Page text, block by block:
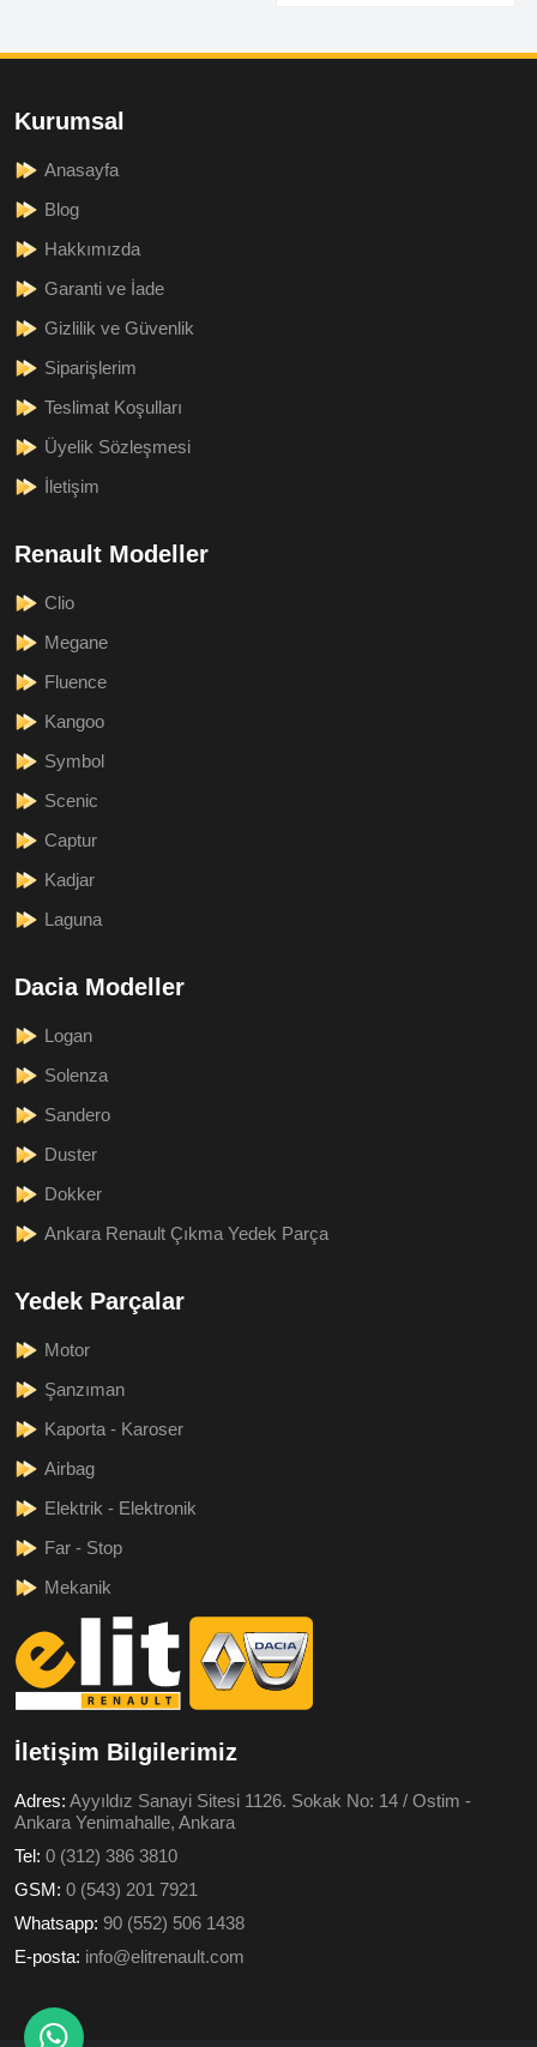
Kurumsal
Anasayfa
Blog
Hakkımızda
Garanti ve İade
Gizlilik ve Güvenlik
Siparişlerim
Teslimat Koşulları
Üyelik Sözleşmesi
İletişim
Renault Modeller
Clio
Megane
Fluence
Kangoo
Symbol
Scenic
Captur
Kadjar
Laguna
Dacia Modeller
Logan
Solenza
Sandero
Duster
Dokker
Ankara Renault Çıkma Yedek Parça
Yedek Parçalar
Motor
Şanzıman
Kaporta - Karoser
Airbag
Elektrik - Elektronik
Far - Stop
Mekanik
İletişim Bilgilerimiz
Adres: Ayyıldız Sanayi Sitesi 1126. Sokak No: 14 / Ostim -
Ankara Yenimahalle, Ankara
Tel: 0 (312) 386 3810
GSM: 0 (543) 201 7921
Whatsapp: 90 (552) 506 1438
E-posta: info@elitrenault.com